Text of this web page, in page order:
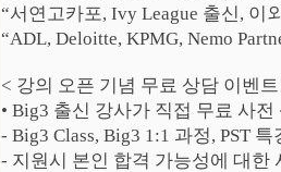
“서연고카포, Ivy League 출신, 이
“ADL, Deloitte, KPMG, Nemo
< 강의 오픈 기념 무료 상담 이벤
• Big3 출신 강사가 직접 무료 사
- Big3 Class, Big3 1:1 과정, PST
- 지원시 본인 합격 가능성에 대한